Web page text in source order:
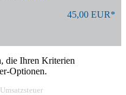
45,00 EUR*
die Ihren Kriterien
Optionen.